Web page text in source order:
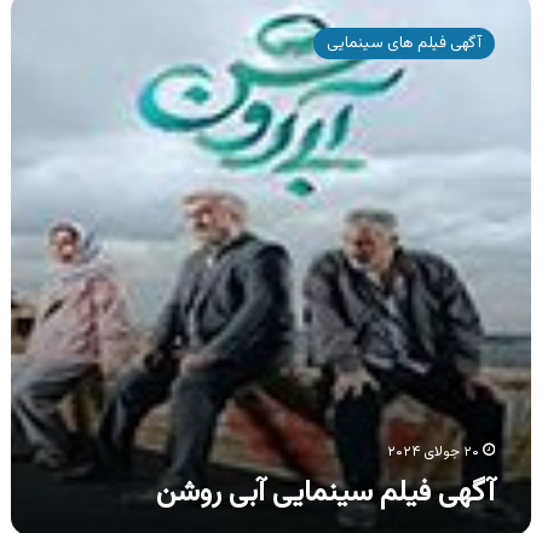
سینماییآگهی فیلم های سینمایی
۲۰ جولای ۲۰۲۴
آگهی فیلم سینمایی آبی روشن